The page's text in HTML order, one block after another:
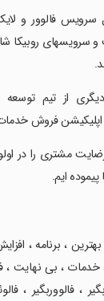
سرویس فالوور و
و سرویسهای روبیکا
از تیم توسعه
فروش
مشتری را در
ایم.
، برنامه ،
، بی نهایت ،
، فالووربگیر ،